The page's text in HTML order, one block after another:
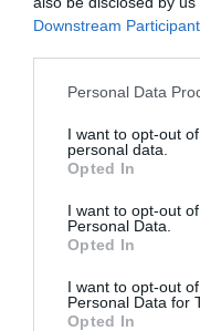
Downstream
Personal Data
I want to opt-out
personal data.
Opted In
I want to opt-out
Personal Data.
Opted In
I want to opt-out
Personal Data for
Opted In